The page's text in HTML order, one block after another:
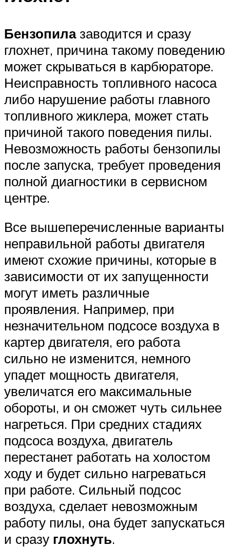
Бензопилазаводится и сразу
глохнет, причина такому поведению
может скрываться в карбюраторе.
Неисправность топливного насоса
либо нарушение работы главного
топливного жиклера, может стать
причиной такого поведения пилы.
Невозможность работы бензопилы
после запуска, требует проведения
полной диагностики в сервисном
центре.
Все вышеперечисленные варианты
неправильной работы двигателя
имеют схожие причины, которые в
зависимости от их запущенности
могут иметь различные
проявления. Например, при
незначительном подсосе воздуха в
картер двигателя, его работа
сильно не изменится, немного
упадет мощность двигателя,
увеличатся его максимальные
обороты, и он сможет чуть сильнее
нагреться. При средних стадиях
подсоса воздуха, двигатель
перестанет работать на холостом
ходу и будет сильно нагреваться
при работе. Сильный подсос
воздуха, сделает невозможным
работу пилы, она будет запускаться
и сразу глохнуть.